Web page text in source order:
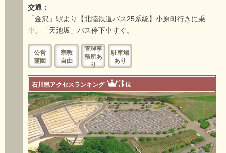
交通：
「金沢」駅より【北陸鉄道バス25系統】小原町行きに乗
車、「天池坂」バス停下車すぐ。
公営
霊園
宗教
自由
管理事
務所あ
り
駐車場
あり
石川県アクセスランキング 3位